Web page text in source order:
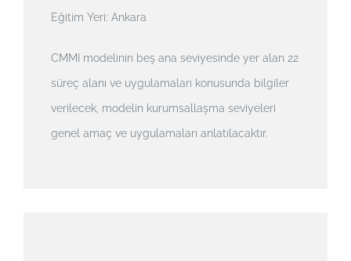
Eğitim Yeri: Ankara
CMMI modelinin beş ana seviyesinde yer alan 22
süreç alanı ve uygulamaları konusunda bilgiler
verilecek, modelin kurumsallaşma seviyeleri
genel amaç ve uygulamaları anlatılacaktır.